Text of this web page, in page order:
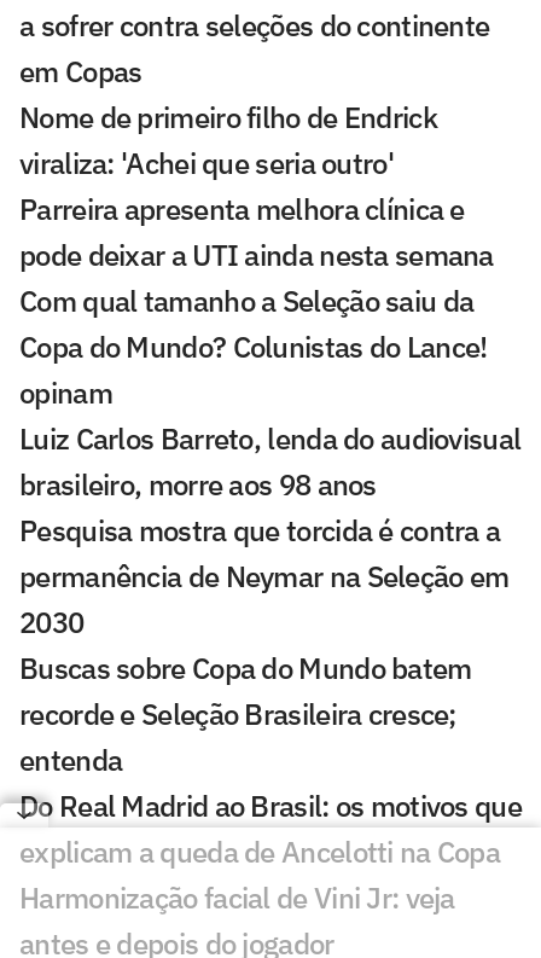
a sofrer contra seleções do continente
em Copas
Nome de primeiro filho de Endrick
viraliza: 'Achei que seria outro'
Parreira apresenta melhora clínica e
pode deixar a UTI ainda nesta semana
Com qual tamanho a Seleção saiu da
Copa do Mundo? Colunistas do Lance!
opinam
Luiz Carlos Barreto, lenda do audiovisual
brasileiro, morre aos 98 anos
Pesquisa mostra que torcida é contra a
permanência de Neymar na Seleção em
2030
Buscas sobre Copa do Mundo batem
recorde e Seleção Brasileira cresce;
entenda
Do Real Madrid ao Brasil: os motivos que
explicam a queda de Ancelotti na Copa
Harmonização facial de Vini Jr: veja
antes e depois do jogador